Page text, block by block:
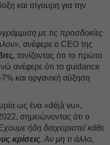
και σίγουρη για την
με τις προσδοκίες
ανέφερε ο CEO της
, τονίζοντας ότι το πρώτο
ανέφερε ότι το guidance
και οργανική αύξηση
ως ένα «déjà vu»,
σημειώνοντας ότι ο
ήδη διαχειριστεί κάθε
κρίσεις. Αν μη τι άλλο,